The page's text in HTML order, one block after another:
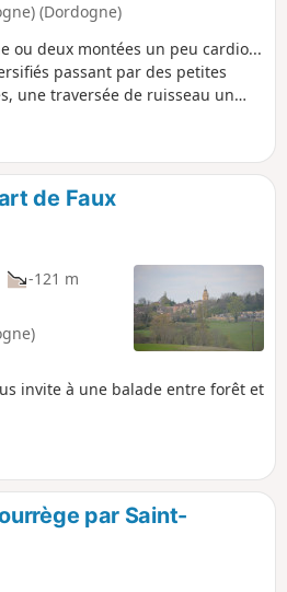
(Dordogne)
ou deux montées un peu cardio...
passant par des petites
une traversée de ruisseau un
de Faux
-121 m
invite à une balade entre forêt et
par Saint-